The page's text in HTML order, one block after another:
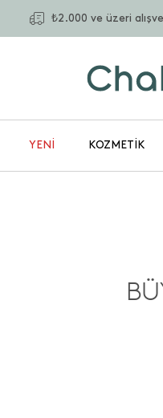
₺2.000 ve üzeri
YENİ KOZMETIK